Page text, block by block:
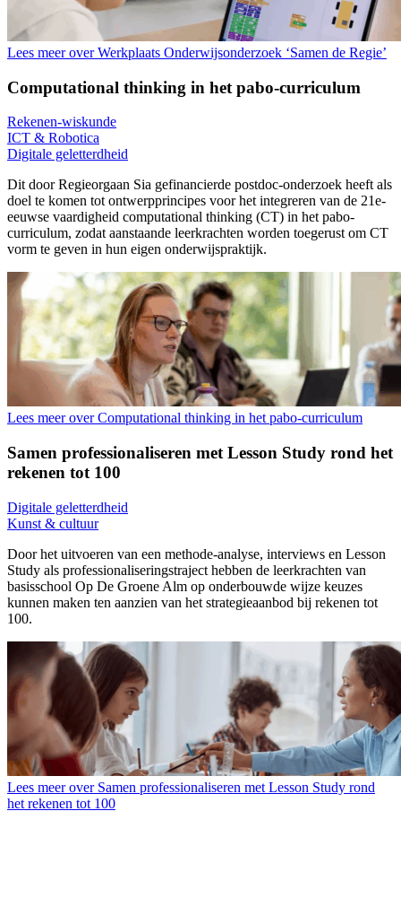
Lees meer over Werkplaats Onderwijsonderzoek ‘Samen de Regie’
Computational thinking in het pabo-curriculum
Rekenen-wiskunde
ICT & Robotica
Digitale geletterdheid
Dit door Regieorgaan Sia gefinancierde postdoc-onderzoek heeft als
doel te komen tot ontwerpprincipes voor het integreren van de 21e-
eeuwse vaardigheid computational thinking (CT) in het pabo-
curriculum, zodat aanstaande leerkrachten worden toegerust om CT
vorm te geven in hun eigen onderwijspraktijk.
Lees meer over Computational thinking in het pabo-curriculum
Samen professionaliseren met Lesson Study rond het
rekenen tot 100
Digitale geletterdheid
Kunst & cultuur
Door het uitvoeren van een methode-analyse, interviews en Lesson
Study als professionaliseringstraject hebben de leerkrachten van
basisschool Op De Groene Alm op onderbouwde wijze keuzes
kunnen maken ten aanzien van het strategieaanbod bij rekenen tot
100.
Lees meer over Samen professionaliseren met Lesson Study rond
het rekenen tot 100